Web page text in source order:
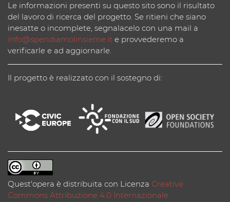
Le informazioni presenti su questo sito sono il risultato
del lavoro di ricerca del progetto. Se ritieni che siano
inesatte o incomplete, segnalacelo con una mail a
info@spendiamolinsieme.it e provvederemo a
verificarle e ad aggiornarle.
Il progetto è realizzato con il sostegno di:
Quest'opera è distribuita con Licenza Creative
Commons Attribuzione 4.0 Internazionale